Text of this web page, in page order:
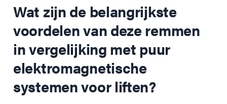
Wat zijn de belangrijkste
voordelen van deze remmen
in vergelijking met puur
elektromagnetische
systemen voor liften?